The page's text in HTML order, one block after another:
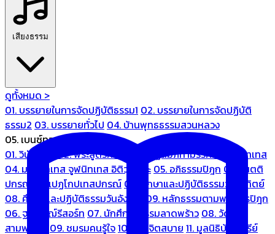
เสียงธรรม
ดูทั้งหมด >
01. บรรยายในการจัดปฏิบัติธรรม1 02. บรรยายในการจัดปฏิบัติ
ธรรม2 03. บรรยายทั่วไป 04. บ้านพุทธธรรมสวนหลวง
05. เบนซ์ทองหล่อ
01. วินัยปิฎก
02. พระสูตรศึกษา
03. ปฏิสัมภิทามรรคและจูฬนิทเทส
04. มหานิทเทส จูฬนิทเทส อิติวุตตกะ 05. อภิธรรมปิฎก 06. เนตติ
ปกรณ์ และเปฏโกปเทสปกรณ์ 07. ศึกษาและปฏิบัติธรรมวันอาทิตย์
08. ศึกษาและปฏิบัติธรรมวันอังคาร
09. หลักธรรมตามพระไตรปิฎก
06. ฐณิชาฌ์รีสอร์ท 07. นักศึกษาธรรมลาดพร้าว 08. วัด
สามพระยา
09. ชมรมคนรู้ใจ10. บ้านจิตสบาย 11. มูลนิธิบ้านอารีย์